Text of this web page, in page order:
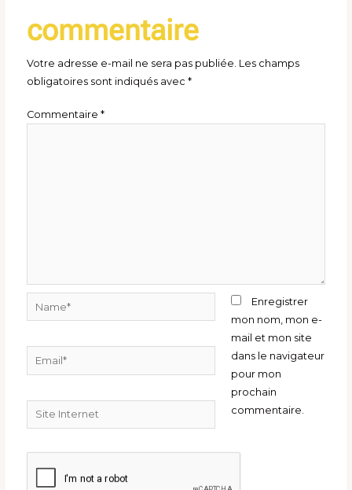
commentaire
Votre adresse e-mail ne sera pas publiée. Les champs
obligatoires sont indiqués avec*
Commentaire*
Email*
Site
Internet
Enregistrer
mon nom, mon e-
mail et mon site
dans le navigateur
pour mon
prochain
commentaire.